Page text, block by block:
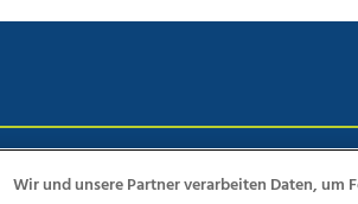
AGB Anzeigekunden AGB Website
Wir und unsere Partner verarbeiten Daten, um